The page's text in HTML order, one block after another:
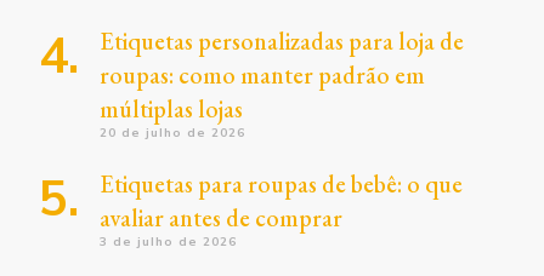
Etiquetas personalizadas para loja de
roupas: como manter padrão em
múltiplas lojas
20 de julho de 2026
Etiquetas para roupas de bebê: o que
avaliar antes de comprar
3 de julho de 2026